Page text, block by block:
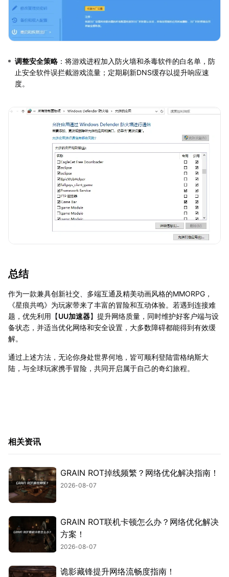
调整安全策略 ：将游戏进程加入防火墙和杀毒软件的白名单，防
止安全软件误拦截游戏流量；定期刷新DNS缓存以提升响应速
度。
总结
作为一款兼具创新社交、多端互通及精美动画风格的MMORPG，
《星痕共鸣》为玩家带来了丰富的冒险和互动体验。若遇到连接难
题，优先利用【UU加速器】提升网络质量，同时维护好客户端与设
备状态，并适当优化网络和安全设置，大多数障碍都能得到有效缓
解。
通过上述方法，无论你身处世界何地，皆可顺利登陆雷格纳斯大
陆，与全球玩家携手冒险，共同开启属于自己的奇幻旅程。
相关资讯
GRAIN ROT掉线频繁？网络优化解决指南！
2026-08-07
GRAIN ROT联机卡顿怎么办？网络优化解决
方案！
2026-08-07
诡影藏锋提升网络流畅度指南！